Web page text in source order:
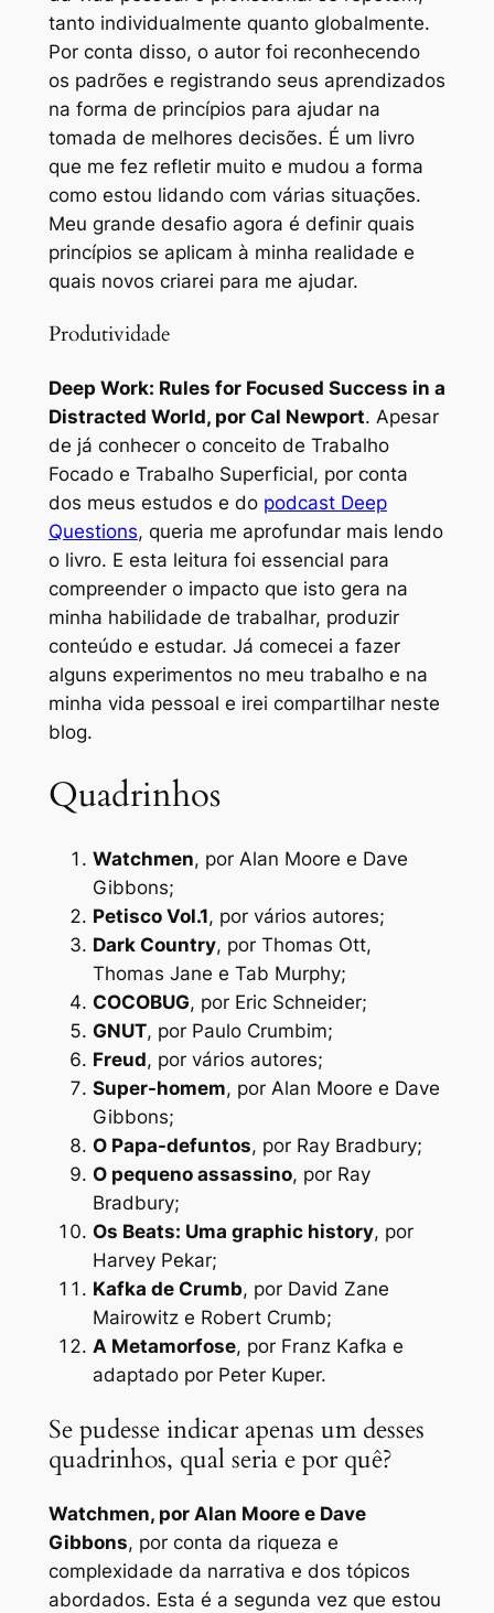
tanto individualmente quanto globalmente.
Por conta disso, o autor foi reconhecendo
os padrões e registrando seus aprendizados
na forma de princípios para ajudar na
tomada de melhores decisões. É um livro
que me fez refletir muito e mudou a forma
como estou lidando com várias situações.
Meu grande desafio agora é definir quais
princípios se aplicam à minha realidade e
quais novos criarei para me ajudar.
Produtividade
Deep Work: Rules for Focused Success in a
Distracted World, por Cal Newport. Apesar
de já conhecer o conceito de Trabalho
Focado e Trabalho Superficial, por conta
dos meus estudos e do podcast Deep
Questions, queria me aprofundar mais lendo
o livro. E esta leitura foi essencial para
compreender o impacto que isto gera na
minha habilidade de trabalhar, produzir
conteúdo e estudar. Já comecei a fazer
alguns experimentos no meu trabalho e na
minha vida pessoal e irei compartilhar neste
blog.
Quadrinhos
Watchmen, por Alan Moore e Dave
Gibbons;
Petisco Vol.1, por vários autores;
Dark Country, por Thomas Ott,
Thomas Jane e Tab Murphy;
COCOBUG, por Eric Schneider;
GNUT, por Paulo Crumbim;
Freud, por vários autores;
Super-homem, por Alan Moore e Dave
Gibbons;
O Papa-defuntos, por Ray Bradbury;
O pequeno assassino, por Ray
Bradbury;
Os Beats: Uma graphic history, por
Harvey Pekar;
Kafka de Crumb, por David Zane
Mairowitz e Robert Crumb;
A Metamorfose, por Franz Kafka e
adaptado por Peter Kuper.
Se pudesse indicar apenas um desses
quadrinhos, qual seria e por quê?
Watchmen, por Alan Moore e Dave
Gibbons, por conta da riqueza e
complexidade da narrativa e dos tópicos
abordados. Esta é a segunda vez que estou